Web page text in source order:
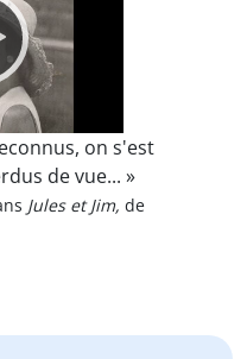
on s'est
de vue... »
Jules et Jim, de